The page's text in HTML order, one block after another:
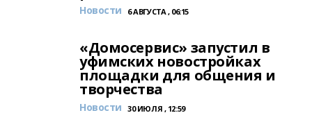
Новости 6 АВГУСТА , 06:15
«Домосервис» запустил в
уфимских новостройках
площадки для общения и
творчества
Новости 30 ИЮЛЯ , 12:59